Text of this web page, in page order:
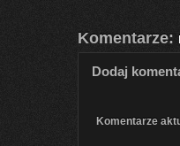
Komentarze:
Dodaj
Komentarze